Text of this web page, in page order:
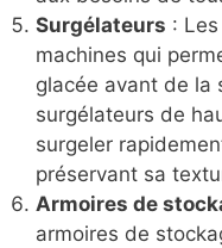
Surgélateurs :
machines qui
glacée avant de la
surgélateurs de
surgeler
préservant sa
Armoires de
armoires de